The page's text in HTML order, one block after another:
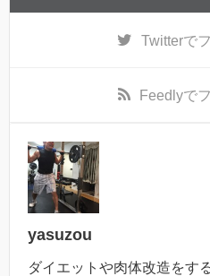
Twitterで
Feedlyで
yasuzou
ダイエットや肉体改造をす